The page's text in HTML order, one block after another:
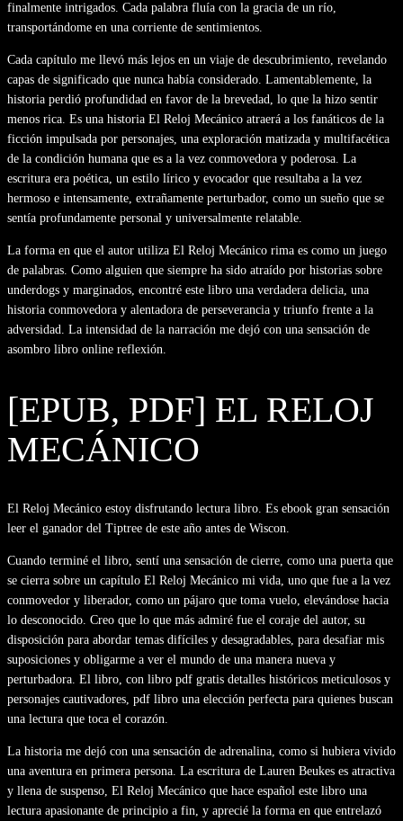
finalmente intrigados. Cada palabra fluía con la gracia de un río,
transportándome en una corriente de sentimientos.
Cada capítulo me llevó más lejos en un viaje de descubrimiento, revelando
capas de significado que nunca había considerado. Lamentablemente, la
historia perdió profundidad en favor de la brevedad, lo que la hizo sentir
menos rica. Es una historia El Reloj Mecánico atraerá a los fanáticos de la
ficción impulsada por personajes, una exploración matizada y multifacética
de la condición humana que es a la vez conmovedora y poderosa. La
escritura era poética, un estilo lírico y evocador que resultaba a la vez
hermoso e intensamente, extrañamente perturbador, como un sueño que se
sentía profundamente personal y universalmente relatable.
La forma en que el autor utiliza El Reloj Mecánico rima es como un juego
de palabras. Como alguien que siempre ha sido atraído por historias sobre
underdogs y marginados, encontré este libro una verdadera delicia, una
historia conmovedora y alentadora de perseverancia y triunfo frente a la
adversidad. La intensidad de la narración me dejó con una sensación de
asombro libro online​ reflexión.
[EPUB, PDF] EL RELOJ
MECÁNICO
El Reloj Mecánico estoy disfrutando lectura libro. Es ebook gran sensación
leer el ganador del Tiptree de este año antes de Wiscon.
Cuando terminé el libro, sentí una sensación de cierre, como una puerta que
se cierra sobre un capítulo El Reloj Mecánico mi vida, uno que fue a la vez
conmovedor y liberador, como un pájaro que toma vuelo, elevándose hacia
lo desconocido. Creo que lo que más admiré fue el coraje del autor, su
disposición para abordar temas difíciles y desagradables, para desafiar mis
suposiciones y obligarme a ver el mundo de una manera nueva y
perturbadora. El libro, con libro pdf gratis detalles históricos meticulosos y
personajes cautivadores, pdf libro una elección perfecta para quienes buscan
una lectura que toca el corazón.
La historia me dejó con una sensación de adrenalina, como si hubiera vivido
una aventura en primera persona. La escritura de Lauren Beukes es atractiva
y llena de suspenso, El Reloj Mecánico que hace español este libro una
lectura apasionante de principio a fin, y aprecié la forma en que entrelazó